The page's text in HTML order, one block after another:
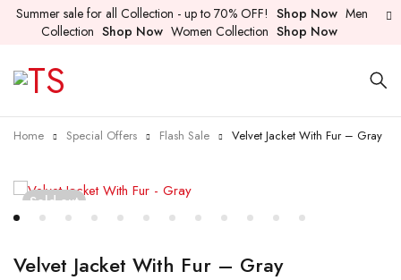
Summer sale for all Collection - up to 70% OFF! Shop Now Men
Collection Shop Now Women Collection Shop Now
Home Special Offers Flash Sale Velvet Jacket With Fur – Gray
Sold out
Velvet Jacket With Fur – Gray